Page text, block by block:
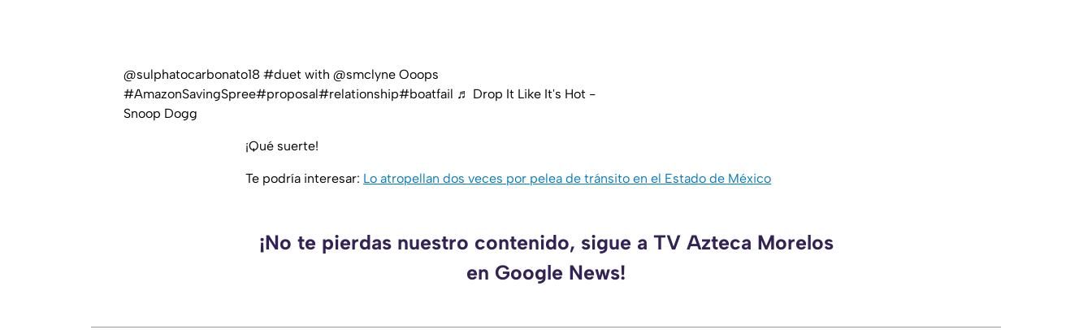
@sulphatocarbonato18 #duet with @smclyne Ooops
#AmazonSavingSpree#proposal#relationship#boatfail ♬ Drop It Like It's Hot -
Snoop Dogg
¡Qué suerte!
Te podría interesar: Lo atropellan dos veces por pelea de tránsito en el Estado de México
¡No te pierdas nuestro contenido, sigue a TV Azteca Morelos
en Google News!